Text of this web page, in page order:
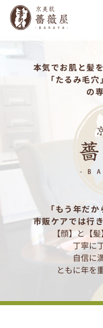
本気でお肌と髪
「たるみ毛
の
「もう年だ
市販ケアでは行
【顔】と【
丁寧に
自信に
ともに年を